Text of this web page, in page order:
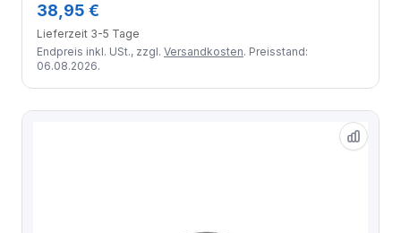
38,95 €
Lieferzeit 3-5 Tage
Endpreis inkl. USt., zzgl. Versandkosten. Preisstand:
06.08.2026.